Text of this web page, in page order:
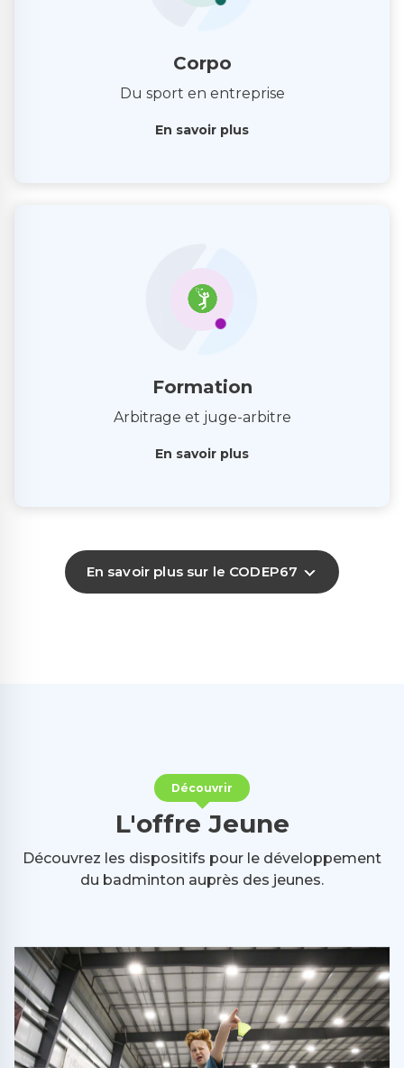
Corpo
Du sport en entreprise
En savoir plus
Formation
Arbitrage et juge-arbitre
En savoir plus
En savoir plus sur le CODEP67
Découvrir
L'offre Jeune
Découvrez les dispositifs pour le développement
du badminton auprès des jeunes.